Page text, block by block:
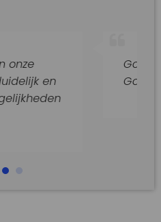
Goede hulp en adviezen.
Goede begeleiding van